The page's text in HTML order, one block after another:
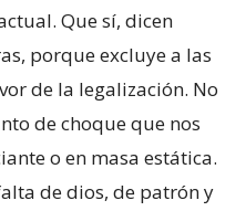
Que sí, dicen
porque excluye a las
de la legalización. No
de choque que nos
o en masa estática.
de dios, de patrón y